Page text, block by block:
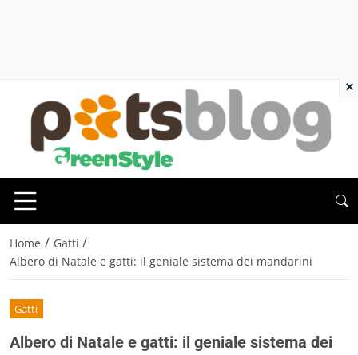
Home / Gatti /
Albero di Natale e gatti: il geniale sistema dei mandarini
Gatti
Albero di Natale e gatti: il geniale sistema dei
×